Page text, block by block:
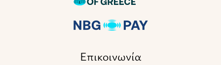
Επικοινωνία